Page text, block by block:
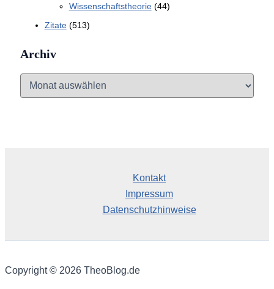
Wissenschaftstheorie(44)
Zitate(513)
Archiv
Kontakt
Impressum
Datenschutzhinweise
Copyright © 2026 TheoBlog.de